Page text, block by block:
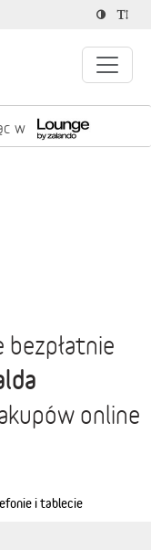
w
bezpłatnie
online
i tablecie